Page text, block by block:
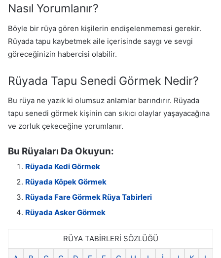
Nasıl Yorumlanır?
Böyle bir rüya gören kişilerin endişelenmemesi gerekir.
Rüyada tapu kaybetmek aile içerisinde saygı ve sevgi
göreceğinizin habercisi olabilir.
Rüyada Tapu Senedi Görmek Nedir?
Bu rüya ne yazık ki olumsuz anlamlar barındırır. Rüyada
tapu senedi görmek kişinin can sıkıcı olaylar yaşayacağına
ve zorluk çekeceğine yorumlanır.
Bu Rüyaları Da Okuyun:
Rüyada Kedi Görmek
Rüyada Köpek Görmek
Rüyada Fare Görmek Rüya Tabirleri
Rüyada Asker Görmek
RÜYA TABİRLERİ SÖZLÜĞÜ